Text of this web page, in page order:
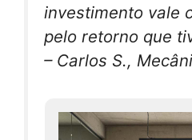
investimento vale
pelo retorno que
– Carlos S.,